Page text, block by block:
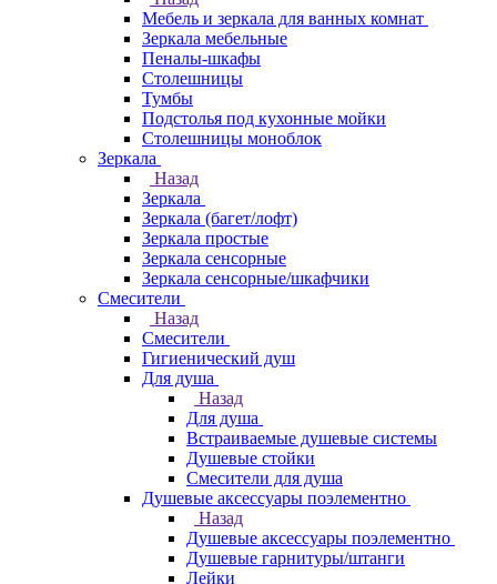
Мебель и зеркала для ванных комнат
Зеркала мебельные
Пеналы-шкафы
Столешницы
Тумбы
Подстолья под кухонные мойки
Столешницы моноблок
Зеркала
Назад
Зеркала
Зеркала (багет/лофт)
Зеркала простые
Зеркала сенсорные
Зеркала сенсорные/шкафчики
Смесители
Назад
Смесители
Гигиенический душ
Для душа
Назад
Для душа
Встраиваемые душевые системы
Душевые стойки
Смесители для душа
Душевые аксессуары поэлементно
Назад
Душевые аксессуары поэлементно
Душевые гарнитуры/штанги
Лейки